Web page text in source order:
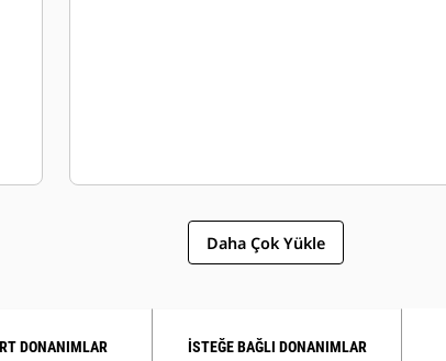
Daha Çok Yükle
DONANIMLAR İSTEĞE BAĞLI DONANIMLAR